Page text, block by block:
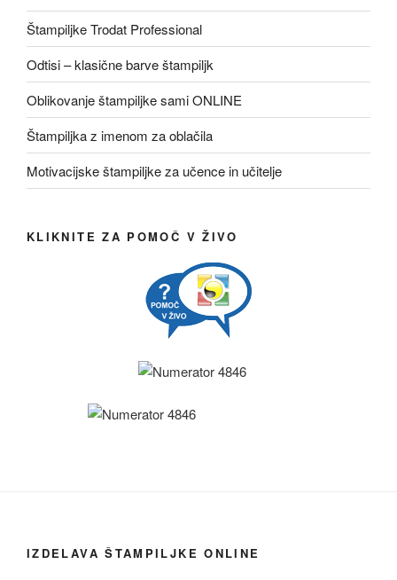
Štampiljke Trodat Professional
Odtisi – klasične barve štampiljk
Oblikovanje štampiljke sami ONLINE
Štampiljka z imenom za oblačila
Motivacijske štampiljke za učence in učitelje
KLIKNITE ZA POMOČ V ŽIVO
IZDELAVA ŠTAMPILJKE ONLINE